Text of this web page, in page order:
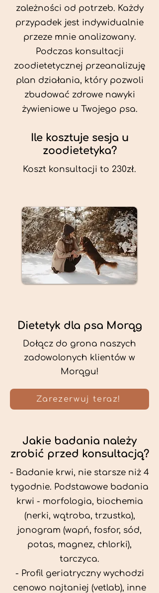
zależności od potrzeb. Każdy
przypadek jest indywidualnie
przeze mnie analizowany.
Podczas konsultacji
zoodietetycznej przeanalizuję
plan działania, który pozwoli
zbudować zdrowe nawyki
żywieniowe u Twojego psa.
Ile kosztuje sesja u
zoodietetyka?
Koszt konsultacji to 230zł.
Dietetyk dla psa Morąg
Dołącz do grona naszych
zadowolonych klientów w
Morągu!
Zarezerwuj teraz!
Jakie badania należy
zrobić przed konsultacją?
- Badanie krwi, nie starsze niż 4
tygodnie. Podstawowe badania
krwi - morfologia, biochemia
(nerki, wątroba, trzustka),
jonogram (wapń, fosfor, sód,
potas, magnez, chlorki),
tarczyca.
- Profil geriatryczny wychodzi
cenowo najtaniej (vetlab), inne